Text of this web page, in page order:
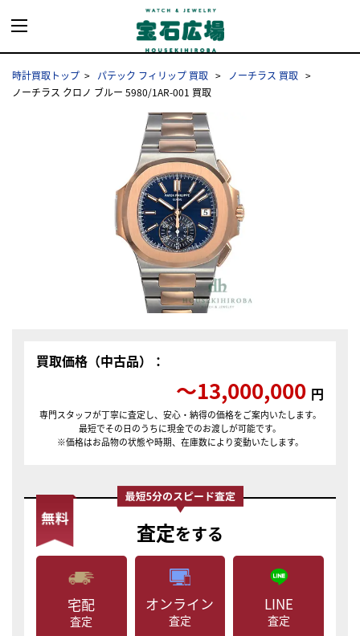
時計買取トップ パテック フィリップ 買取
ノーチラス 買取
ノーチラス クロノ ブルー 5980/1AR-001 買取
買取価格（中古品）：
〜13,000,000 円
専門スタッフが丁寧に査定し、安心・納得の価格をご案内いたします。
最短でその日のうちに現金でのお渡しが可能です。
※価格はお品物の状態や時期、在庫数により変動いたします。
査定をする
宅配
査定
オンライン
査定
LINE
査定